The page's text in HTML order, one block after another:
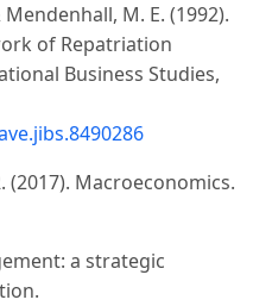
Mendenhall, M. E. (1992).
of Repatriation
Business Studies,
(2017). Macroeconomics.
a strategic